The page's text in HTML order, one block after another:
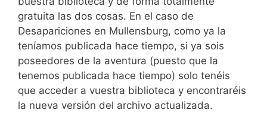
gratuita las dos cosas. En el caso de
Desapariciones en Mullensburg, como ya la
teníamos publicada hace tiempo, si ya sois
poseedores de la aventura (puesto que la
tenemos publicada hace tiempo) solo tenéis
que acceder a vuestra biblioteca y encontraréis
la nueva versión del archivo actualizada.